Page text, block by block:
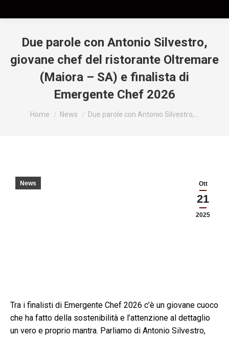
Due parole con Antonio Silvestro,
giovane chef del ristorante Oltremare
(Maiora – SA) e finalista di
Emergente Chef 2026
Tu sei qui:
Home News Due parole con Antonio Silvestro,…
Ott
21
2025
News
Tra i finalisti di Emergente Chef 2026 c’è un giovane cuoco
che ha fatto della sostenibilità e l’attenzione al dettaglio
un vero e proprio mantra. Parliamo di Antonio Silvestro,